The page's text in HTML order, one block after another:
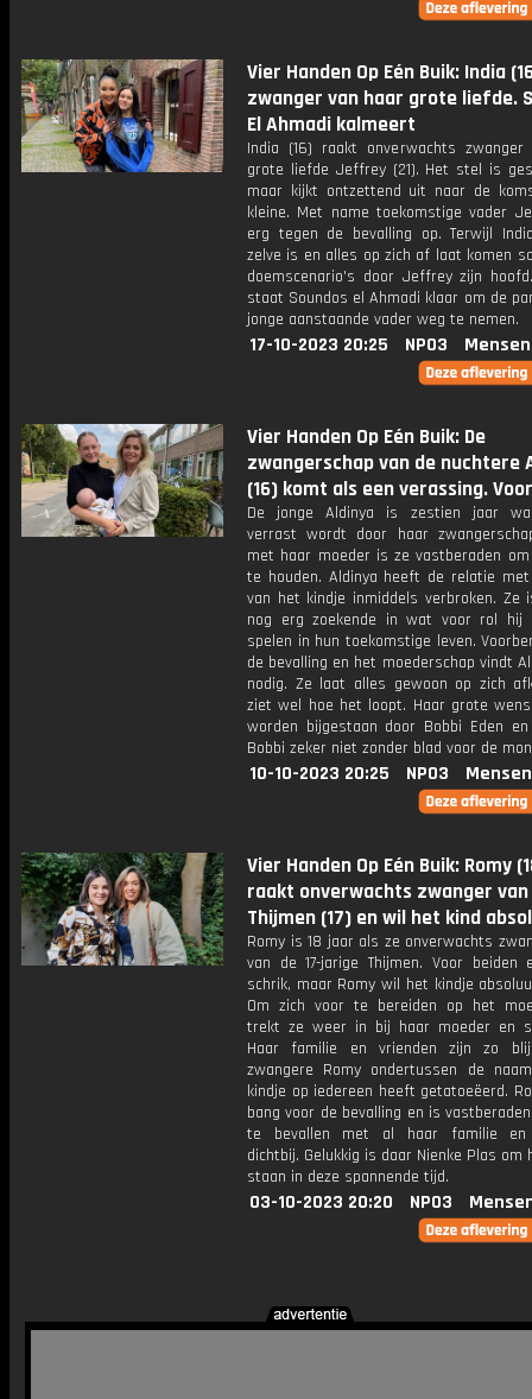
Vier Handen Op Eén Buik: India
zwanger van haar grote liefde.
El Ahmadi kalmeert
India (16) raakt onverwachts
grote liefde Jeffrey (21). Het stel is
maar kijkt ontzettend uit naar de
kleine. Met name toekomstige vader
erg tegen de bevalling op. Terwijl
zelve is en alles op zich af laat komen
doemscenario's door Jeffrey zijn
staat Soundos el Ahmadi klaar om de
jonge aanstaande vader weg te nemen.
17-10-2023 20:25 NPO3
Vier Handen Op Eén Buik: De
zwangerschap van de nuchtere
(16) komt als een verassing.
De jonge Aldinya is zestien jaar
verrast wordt door haar
met haar moeder is ze vastberaden
te houden. Aldinya heeft de relatie
van het kindje inmiddels verbroken. Ze
nog erg zoekende in wat voor rol hij
spelen in hun toekomstige leven.
de bevalling en het moederschap vindt
nodig. Ze laat alles gewoon op zich
ziet wel hoe het loopt. Haar grote
worden bijgestaan door Bobbi Eden
Bobbi zeker niet zonder blad voor de
10-10-2023 20:25 NPO3
Vier Handen Op Eén Buik: Romy
raakt onverwachts zwanger van
Thijmen (17) en wil het kind
Romy is 18 jaar als ze onverwachts
van de 17-jarige Thijmen. Voor beiden
schrik, maar Romy wil het kindje
Om zich voor te bereiden op het
trekt ze weer in bij haar moeder en
Haar familie en vrienden zijn zo
zwangere Romy ondertussen de
kindje op iedereen heeft getatoeëerd.
bang voor de bevalling en is
te bevallen met al haar familie en
dichtbij. Gelukkig is daar Nienke Plas om
staan in deze spannende tijd.
03-10-2023 20:20 NPO3